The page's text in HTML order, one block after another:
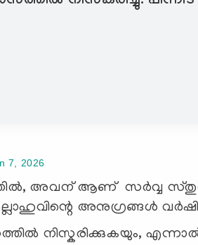
7, 2026
അവന് ആണ് സര്‍വ്വ
അനുഗ്രങ്ങള്‍
നിസ്കരിക്കുകയും,